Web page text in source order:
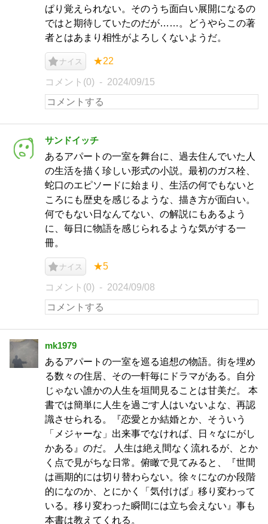
ぱり覚えられない。そのうち面白い展開になるの
ではと期待していたのだが……。どうやらこの著
者とはあまり相性がよろしくないようだ。
ナイス ★22
コメント(0) 2024/09/15
サンドイッチ
あるアパートの一室を舞台に、過去住んでいた人
の生活を描く珍しい形式の小説。最初のガス栓、
蛇口のエピソードに始まり、生活の何でもないと
ころにも歴史を感じるような、描き方が面白い。
何でもない日なんてない、の解説にもあるよう
に、毎日に物語を感じられるような気がする一
冊。
ナイス ★5
コメント(0) 2024/09/08
mk1979
あるアパートの一室を巡る追想の物語。街を埋め
る数々の住居、その一軒毎にドラマがある。自分
じゃない誰かの人生を垣間見ることは甘美だ。 本
書では簡単に人生を過ごす人はいないよな、再認
識させられる。『恋愛とか結婚とか、そういう
「メジャーな」出来事でなければ、日々なにがし
かある』のだ。 人生は絶え間なく流れるが、とか
く点で見がちな日常。俯瞰で見てみると、『世間
は画期的には切り替わらない。徐々になのか段階
的になのか、とにかく「気付けば」移り変わって
いる。移り変わった瞬間には立ち会えない』事も
本書は教えてくれる。